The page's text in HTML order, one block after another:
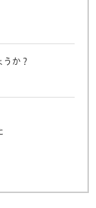
うか？